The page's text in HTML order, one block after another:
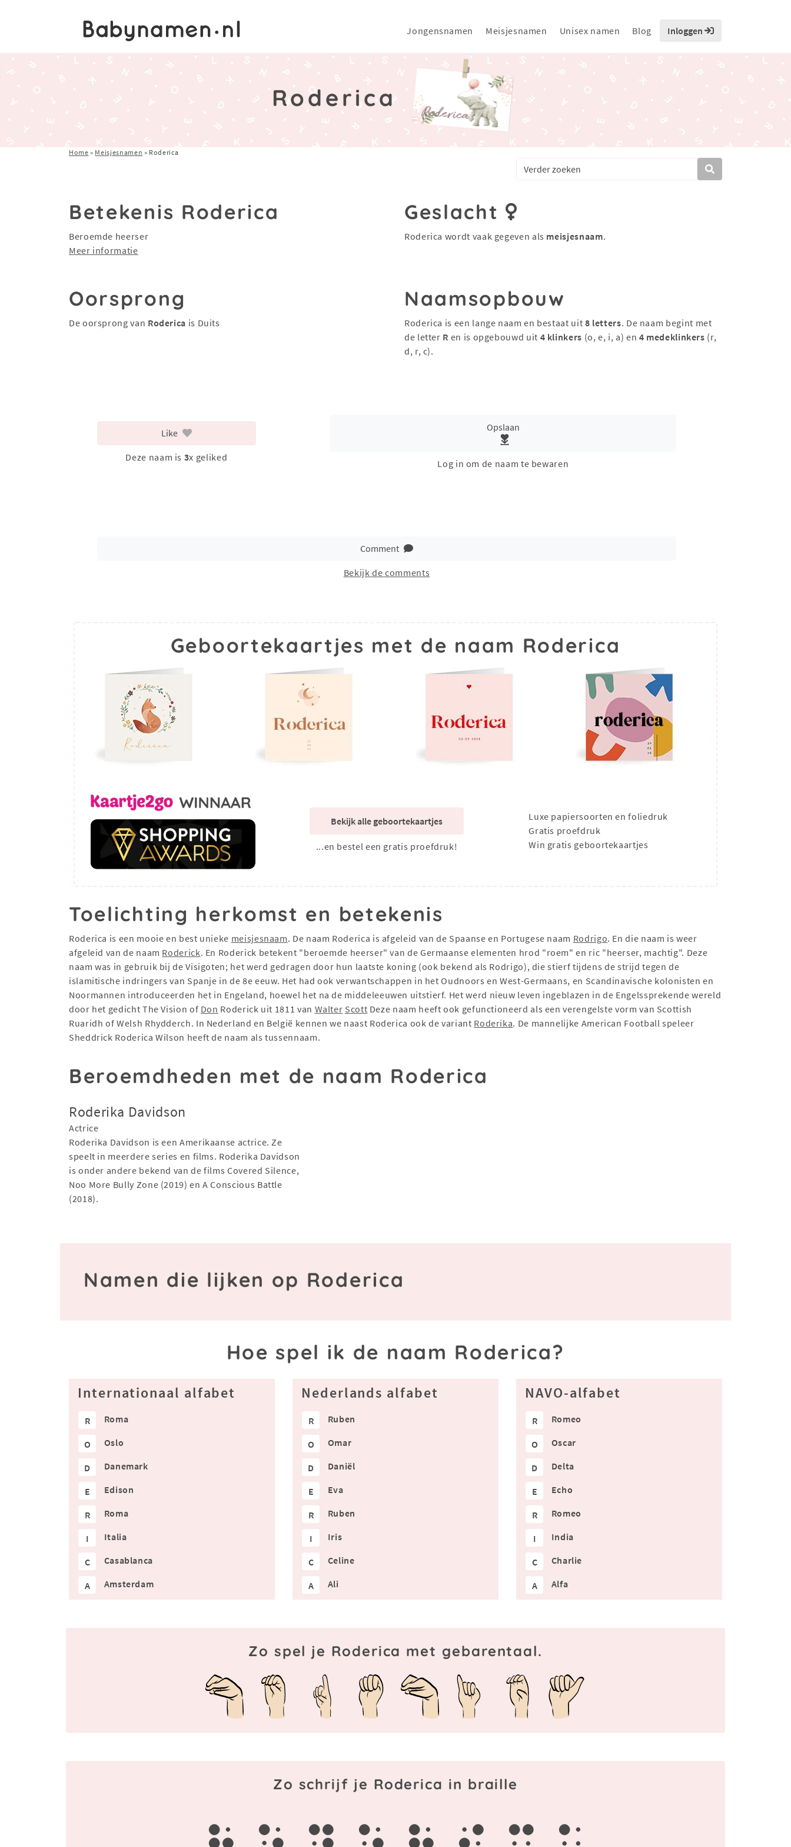
Jongensnamen Meisjesnamen Unisex namen Blog Inloggen
Roderica
Home » Meisjesnamen » Roderica
Betekenis Roderica
Beroemde heerser
Meer informatie
Geslacht
Roderica wordt vaak gegeven als meisjesnaam.
Oorsprong
De oorsprong van Roderica is Duits
Naamsopbouw
Roderica is een lange naam en bestaat uit 8 letters. De naam begint met
de letter R en is opgebouwd uit 4 klinkers (o, e, i, a) en 4 medeklinkers (r,
d, r, c).
Like
Deze naam is 3x geliked
Opslaan
Log in om de naam te bewaren
Comment
Bekijk de comments
Geboortekaartjes met de naam Roderica
Bekijk alle geboortekaartjes
...en bestel een gratis proefdruk!
Luxe papiersoorten en foliedruk
Gratis proefdruk
Win gratis geboortekaartjes
Toelichting herkomst en betekenis
Roderica is een mooie en best unieke meisjesnaam. De naam Roderica is afgeleid van de Spaanse en Portugese naam Rodrigo. En die naam is weer
afgeleid van de naam Roderick. En Roderick betekent "beroemde heerser" van de Germaanse elementen hrod "roem" en ric "heerser, machtig". Deze
naam was in gebruik bij de Visigoten; het werd gedragen door hun laatste koning (ook bekend als Rodrigo), die stierf tijdens de strijd tegen de
islamitische indringers van Spanje in de 8e eeuw. Het had ook verwantschappen in het Oudnoors en West-Germaans, en Scandinavische kolonisten en
Noormannen introduceerden het in Engeland, hoewel het na de middeleeuwen uitstierf. Het werd nieuw leven ingeblazen in de Engelssprekende wereld
door het gedicht The Vision of Don Roderick uit 1811 van Walter Scott Deze naam heeft ook gefunctioneerd als een verengelste vorm van Scottish
Ruaridh of Welsh Rhydderch. In Nederland en België kennen we naast Roderica ook de variant Roderika. De mannelijke American Football speleer
Sheddrick Roderica Wilson heeft de naam als tussennaam.
Beroemdheden met de naam Roderica
Roderika Davidson
Actrice
Roderika Davidson is een Amerikaanse actrice. Ze
speelt in meerdere series en films. Roderika Davidson
is onder andere bekend van de films Covered Silence,
Noo More Bully Zone (2019) en A Conscious Battle
(2018).
Namen die lijken op Roderica
Hoe spel ik de naam Roderica?
Internationaal alfabet
R Roma
O Oslo
D Danemark
E Edison
R Roma
I Italia
C Casablanca
A Amsterdam
Nederlands alfabet
R Ruben
O Omar
D Daniël
E Eva
R Ruben
I Iris
C Celine
A Ali
NAVO-alfabet
R Romeo
O Oscar
D Delta
E Echo
R Romeo
I India
C Charlie
A Alfa
Zo spel je Roderica met gebarentaal.
Zo schrijf je Roderica in braille